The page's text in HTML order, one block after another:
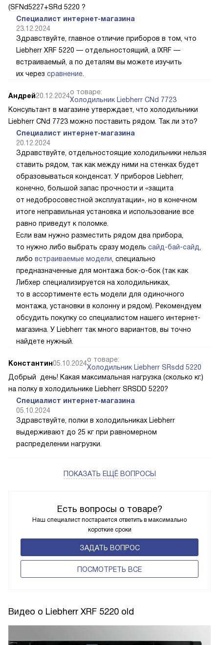
Есть вопросы о товаре?
Наш специалист постарается ответить в максимально
короткие сроки
ЗАДАТЬ ВОПРОС
ПОCМОТРЕТЬ ВСЕ
(SFNd5227+SRd 5220 ?
Специалист интернет-магазина
23.12.2024
Здравствуйте, главное отличие приборов в том, что
Liebherr XRF 5220 — отдельностоящий, а IXRF —
встраиваемый, а по деталям вы можете изучить
их через сравнение.
Андрей20.12.2024о товаре:
Холодильник Liebherr CNd 7723
Консультант в магазине утверждает, что холодильники
Liebherr CNd 7723 можно поставить рядом. Так ли это?
Специалист интернет-магазина
20.12.2024
Здравствуйте, отдельностоящие холодильники нельзя
ставить рядом, так как между ними на стенках будет
образовываться конденсат. У приборов Liebherr,
конечно, большой запас прочности и «защита
от недобросовестной эксплуатации», но в конечном
итоге неправильная установка и использование все
равно приведут к поломке.
Если вам нужно разместить рядом два прибора,
то нужно либо выбрать сразу модель сайд-бай-сайд,
либо встраиваемые модели, специально
предназначенные для монтажа бок-о-бок (так как
Либхер специализируется на холодильниках,
то в ассортименте есть модели для одиночного
монтажа, установки в колонну и рядом). Рекомендуем
обсудить покупку со специалистом нашего интернет-
магазина. У Liebherr так много вариантов, вы точно
найдете нужный.
Константин05.10.2024о товаре:
Холодильник Liebherr SRsdd 5220
Добрый день! Какая максимальная нагрузка (сколько кг.)
на полку в холодильнике Liebherr SRSDD 5220?
Специалист интернет-магазина
05.10.2024
Здравствуйте, полки в холодильниках Liebherr
выдерживают до 25 кг при равномерном
распределении нагрузки.
ПОКАЗАТЬ ЕЩЁ ВОПРОСЫ
Видео о Liebherr XRF 5220 old